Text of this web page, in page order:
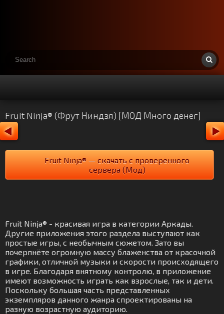
Fruit Ninja® (Фрут Ниндзя) [МОД Много денег]
Fruit Ninja® — скачать с проверенного
сервера (Мод)
Fruit Ninja® - красивая игра в категории Аркады.
Другие приложения этого раздела выступают как
простые игры, с необычным сюжетом. Зато вы
почерпнёте огромную массу блаженства от красочной
графики, отличной музыки и скорости происходящего
в игре. Благодаря внятному контролю, в приложение
имеют возможность играть как взрослые, так и дети.
Поскольку большая часть представленных
экземпляров данного жанра спроектированы на
разную возрастную аудиторию.